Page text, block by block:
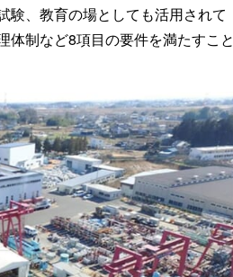
験、教育の場としても活用されて
体制など8項目の要件を満たすこと